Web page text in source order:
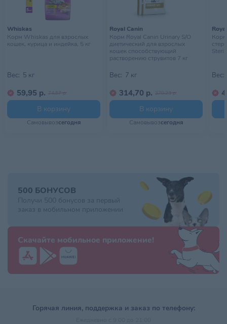
Whiskas
Корм Whiskas для взрослых
кошек, курица и индейка, 5 кг
Вес: 5 кг
59,95 р. 74,57 р.
В корзину
Самовывозсегодня
Royal Canin
Корм Royal Canin Urinary S/O
диетический для взрослых
кошек способствующий
растворению струвитов 7 кг
Вес: 7 кг
314,70 р. 370,23 р.
В корзину
Самовывозсегодня
Вес:
500 БОНУСОВ
Получи 500 бонусов за первый
заказ в мобильном приложении
Скачайте мобильное приложение!
Горячая линия, поддержка и заказ по телефону: